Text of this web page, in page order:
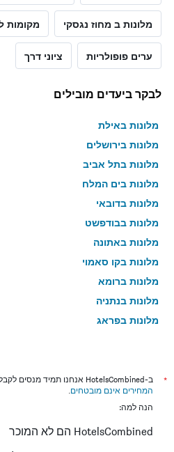
מלונות ב מחוז נגסקי מקומות
ערים פופולריות ציוני דרך
לבקר ביעדים מובילים
מלונות באילת
מלונות בירושלים
מלונות בתל אביב
מלונות בים המלח
מלונות בדובאי
מלונות בבודפשט
מלונות באתונה
מלונות בקו סאמוי
מלונות ברומא
מלונות בנתניה
מלונות בפראג
מלונות בניו יורק
מלונות בבנגקוק
מלונות בבוקרשט
*
ב-HotelsCombined אנחנו תמיד מנסים לקבל ולהציג תמחור מדויק, עם זאת,
המחירים אינם מובטחים.
הנה למה:
HotelsCombined הם לא המוכר